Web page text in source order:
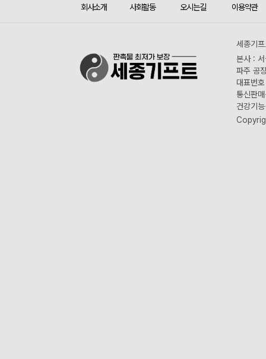
회사소개 사회활동 오시는길 이용약관
세종기
본사 :
파주 공
대표번
통신판
건강기